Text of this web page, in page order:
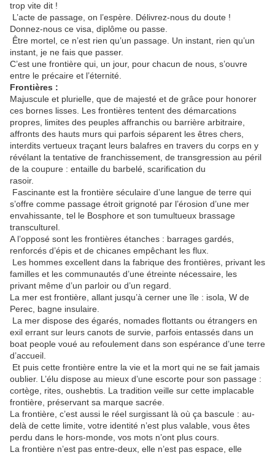
trop vite dit !
L’acte de passage, on l’espère. Délivrez-nous du doute !
Donnez-nous ce visa, diplôme ou passe.
Être mortel, ce n’est rien qu’un passage. Un instant, rien qu’un
instant, je ne fais que passer.
C’est une frontière qui, un jour, pour chacun de nous, s’ouvre
entre le précaire et l’éternité.
Frontières :
Majuscule et plurielle, que de majesté et de grâce pour honorer
ces bornes lisses. Les frontières tentent des démarcations
propres, limites des peuples affranchis ou barrière arbitraire,
affronts des hauts murs qui parfois séparent les êtres chers,
interdits vertueux traçant leurs balafres en travers du corps en y
révélant la tentative de franchissement, de transgression au péril
de la coupure : entaille du barbelé, scarification du
rasoir.
Fascinante est la frontière séculaire d’une langue de terre qui
s’offre comme passage étroit grignoté par l’érosion d’une mer
envahissante, tel le Bosphore et son tumultueux brassage
transculturel.
A l’opposé sont les frontières étanches : barrages gardés,
renforcés d’épis et de chicanes empêchant les flux.
Les hommes excellent dans la fabrique des frontières, privant les
familles et les communautés d’une étreinte nécessaire, les
privant même d’un parloir ou d’un regard.
La mer est frontière, allant jusqu’à cerner une île : isola, W de
Perec, bagne insulaire.
La mer dispose des égarés, nomades flottants ou étrangers en
exil errant sur leurs canots de survie, parfois entassés dans un
boat people voué au refoulement dans son espérance d’une terre
d’accueil.
Et puis cette frontière entre la vie et la mort qui ne se fait jamais
oublier. L’élu dispose au mieux d’une escorte pour son passage :
cortège, rites, oushebtis. La tradition veille sur cette implacable
frontière, préservant sa marque sacrée.
La frontière, c’est aussi le réel surgissant là où ça bascule : au-
delà de cette limite, votre identité n’est plus valable, vous êtes
perdu dans le hors-monde, vos mots n’ont plus cours.
La frontière n’est pas entre-deux, elle n’est pas espace, elle